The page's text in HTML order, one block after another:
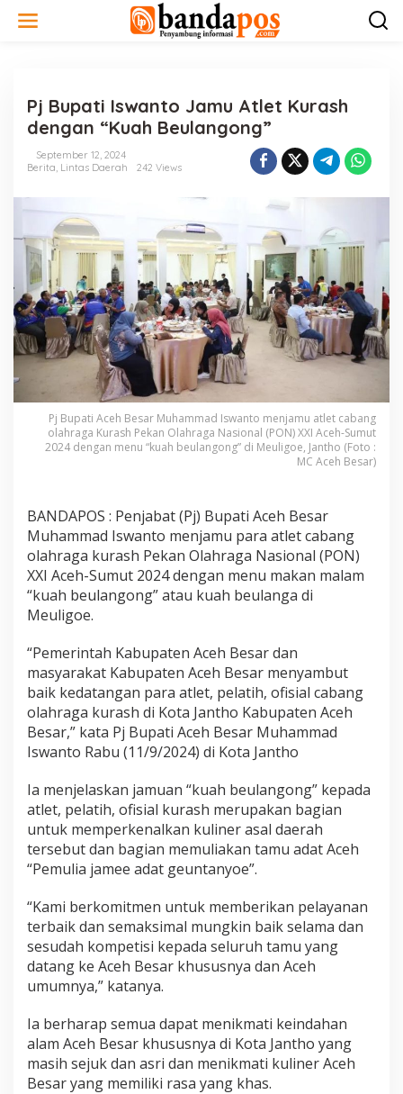
Pj Bupati Iswanto Jamu Atlet Kurash
dengan “Kuah Beulangong”
September 12, 2024
Berita, Lintas Daerah 242 Views
Pj Bupati Aceh Besar Muhammad Iswanto menjamu atlet cabang
olahraga Kurash Pekan Olahraga Nasional (PON) XXI Aceh-Sumut
2024 dengan menu “kuah beulangong” di Meuligoe, Jantho (Foto :
MC Aceh Besar)
BANDAPOS : Penjabat (Pj) Bupati Aceh Besar
Muhammad Iswanto menjamu para atlet cabang
olahraga kurash Pekan Olahraga Nasional (PON)
XXI Aceh-Sumut 2024 dengan menu makan malam
“kuah beulangong” atau kuah beulanga di
Meuligoe.
“Pemerintah Kabupaten Aceh Besar dan
masyarakat Kabupaten Aceh Besar menyambut
baik kedatangan para atlet, pelatih, ofisial cabang
olahraga kurash di Kota Jantho Kabupaten Aceh
Besar,” kata Pj Bupati Aceh Besar Muhammad
Iswanto Rabu (11/9/2024) di Kota Jantho
Ia menjelaskan jamuan “kuah beulangong” kepada
atlet, pelatih, ofisial kurash merupakan bagian
untuk memperkenalkan kuliner asal daerah
tersebut dan bagian memuliakan tamu adat Aceh
“Pemulia jamee adat geuntanyoe”.
“Kami berkomitmen untuk memberikan pelayanan
terbaik dan semaksimal mungkin baik selama dan
sesudah kompetisi kepada seluruh tamu yang
datang ke Aceh Besar khususnya dan Aceh
umumnya,” katanya.
Ia berharap semua dapat menikmati keindahan
alam Aceh Besar khususnya di Kota Jantho yang
masih sejuk dan asri dan menikmati kuliner Aceh
Besar yang memiliki rasa yang khas.